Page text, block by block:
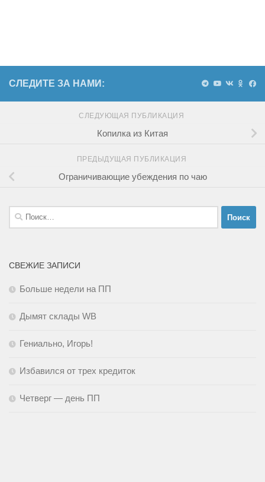
СЛЕДИТЕ ЗА НАМИ:
СЛЕДУЮЩАЯ ПУБЛИКАЦИЯ
Копилка из Китая
ПРЕДЫДУЩАЯ ПУБЛИКАЦИЯ
Ограничивающие убеждения по чаю
Найти:
СВЕЖИЕ ЗАПИСИ
Больше недели на ПП
Дымят склады WB
Гениально, Игорь!
Избавился от трех кредиток
Четверг — день ПП